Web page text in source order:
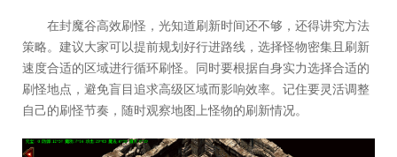
在封魔谷高效刷怪，光知道刷新时间还不够，还得讲究方法
策略。建议大家可以提前规划好行进路线，选择怪物密集且刷新
速度合适的区域进行循环刷怪。同时要根据自身实力选择合适的
刷怪地点，避免盲目追求高级区域而影响效率。记住要灵活调整
自己的刷怪节奏，随时观察地图上怪物的刷新情况。